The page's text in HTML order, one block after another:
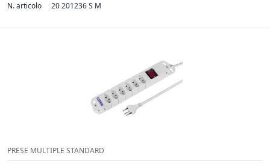
N. articolo 20 201236 S M
PRESE MULTIPLE STANDARD